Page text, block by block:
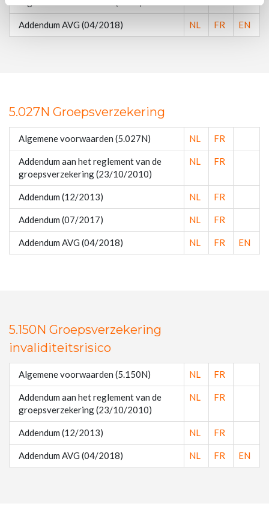
Addendum AVG (04/2018) NL FR EN
5.027N Groepsverzekering
Algemene voorwaarden (5.027N) NL FR
Addendum aan het reglement van de
groepsverzekering (23/10/2010)
NL FR
Addendum (12/2013) NL FR
Addendum (07/2017) NL FR
Addendum AVG (04/2018) NL FR EN
5.150N Groepsverzekering
invaliditeitsrisico
Algemene voorwaarden (5.150N) NL FR
Addendum aan het reglement van de
groepsverzekering (23/10/2010)
NL FR
Addendum (12/2013) NL FR
Addendum AVG (04/2018) NL FR EN